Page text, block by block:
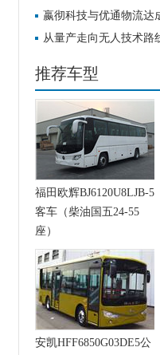
嬴彻科技与优通物流达
驾驶线路运营
从量产走向无人技术路
推荐车型
福田欧辉BJ6120U8LJB-5
客车（柴油国五24-55
座）
安凯HFF6850G03DE5公